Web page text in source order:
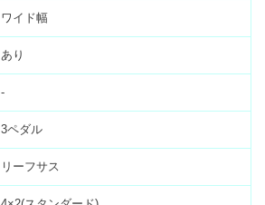
ワイド幅
あり
-
3ペダル
リーフサス